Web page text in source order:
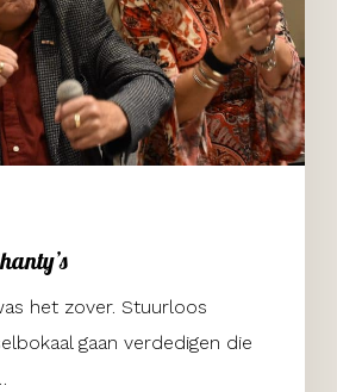
het zover. Stuurloos
gaan verdedigen die